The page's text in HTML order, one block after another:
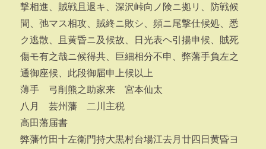
撃相進、賊戦且退キ、深沢峠向ノ険ニ拠リ、防戦候
間、弛マス相攻、賊終ニ敗シ、頻ニ尾撃仕候処、悉
ク逃散、且黄昏ニ及候故、日光表ヘ引揚申候、賊死
傷モ有之哉ニ候得共、巨細相分不申、弊藩手負左之
通御座候、此段御届申上候以上
薄手 弓削熊之助家来 宮本仙太
八月 芸州藩 二川主税
高田藩届書
弊藩竹田十左衛門持大黒村台場江去月廿四日黄昏ヨ